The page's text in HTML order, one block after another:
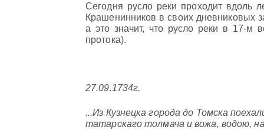
Сегодня русло реки проходит вдоль
Крашенинников в своих дневниковых
а это значит, что русло реки в 17-м
протока).
27.09.1734г.
...Из Кузнецка города до Томска
татарскаго толмача и вожа, водою,